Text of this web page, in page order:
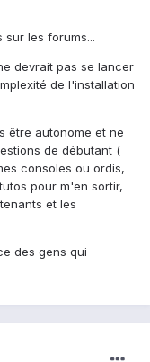
les forums...
devrait pas se lancer
de l'installation
être autonome et ne
de débutant (
consoles ou ordis,
pour m'en sortir,
et les
des gens qui